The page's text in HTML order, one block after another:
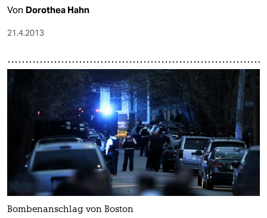
Von Dorothea Hahn
21.4.2013
Bombenanschlag von Boston